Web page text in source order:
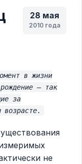
28 мая
2010 года
в жизни
— так
за
возрасте.
не